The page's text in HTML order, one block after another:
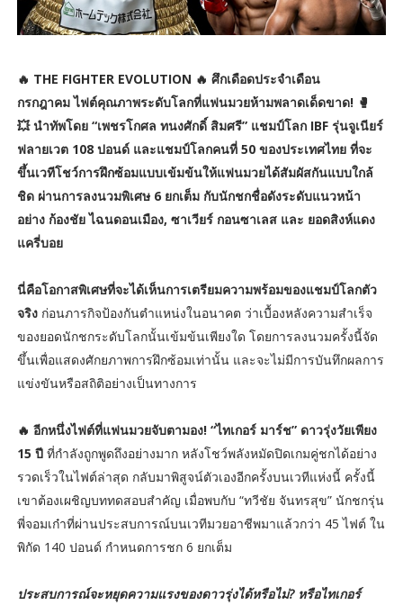
🔥 THE FIGHTER EVOLUTION 🔥 ศึกเดือดประจำเดือน
กรกฎาคม ไฟต์คุณภาพระดับโลกที่แฟนมวยห้ามพลาดเด็ดขาด! 🥊
💥 นำทัพโดย “เพชรโกศล ทนงศักดิ์ สิมศรี” แชมป์โลก IBF รุ่นจูเนียร์
ฟลายเวต 108 ปอนด์ และแชมป์โลกคนที่ 50 ของประเทศไทย ที่จะ
ขึ้นเวทีโชว์การฝึกซ้อมแบบเข้มข้นให้แฟนมวยได้สัมผัสกันแบบใกล้
ชิด ผ่านการลงนวมพิเศษ 6 ยกเต็ม กับนักชกชื่อดังระดับแนวหน้า
อย่าง ก้องชัย ไฉนดอนเมือง, ซาเวียร์ กอนซาเลส และ ยอดสิงห์แดง
แครี่บอย
นี่คือโอกาสพิเศษที่จะได้เห็นการเตรียมความพร้อมของแชมป์โลกตัว
จริงก่อนภารกิจป้องกันตำแหน่งในอนาคต ว่าเบื้องหลังความสำเร็จ
ของยอดนักชกระดับโลกนั้นเข้มข้นเพียงใด โดยการลงนวมครั้งนี้จัด
ขึ้นเพื่อแสดงศักยภาพการฝึกซ้อมเท่านั้น และจะไม่มีการบันทึกผลการ
แข่งขันหรือสถิติอย่างเป็นทางการ
🔥 อีกหนึ่งไฟต์ที่แฟนมวยจับตามอง! “ไทเกอร์ มาร์ช” ดาวรุ่งวัยเพียง
15 ปีที่กำลังถูกพูดถึงอย่างมาก หลังโชว์พลังหมัดปิดเกมคู่ชกได้อย่าง
รวดเร็วในไฟต์ล่าสุด กลับมาพิสูจน์ตัวเองอีกครั้งบนเวทีแห่งนี้ ครั้งนี้
เขาต้องเผชิญบททดสอบสำคัญ เมื่อพบกับ “ทวีชัย จันทรสุข” นักชกรุ่น
พี่จอมเก๋าที่ผ่านประสบการณ์บนเวทีมวยอาชีพมาแล้วกว่า 45 ไฟต์ ใน
พิกัด 140 ปอนด์ กำหนดการชก 6 ยกเต็ม
ประสบการณ์จะหยุดความแรงของดาวรุ่งได้หรือไม่? หรือไทเกอร์